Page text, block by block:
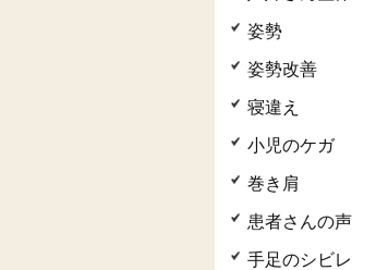
姿勢
姿勢改善
寝違え
小児のケガ
巻き肩
患者さんの声
手足のシビレ